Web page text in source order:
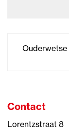
Ouderwetse
Contact
Lorentzstraat 8